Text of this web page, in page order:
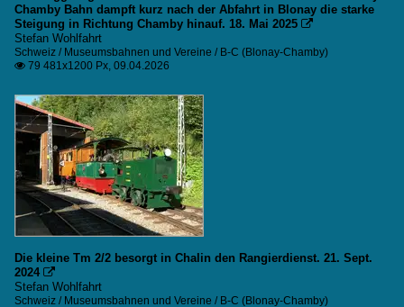
Chamby Bahn dampft kurz nach der Abfahrt in Blonay die starke
Steigung in Richtung Chamby hinauf. 18. Mai 2025

Stefan Wohlfahrt
Schweiz / Museumsbahnen und Vereine / B-C (Blonay-Chamby)
 79 481x1200 Px, 09.04.2026
Die kleine Tm 2/2 besorgt in Chalin den Rangierdienst. 21. Sept.
2024

Stefan Wohlfahrt
Schweiz / Museumsbahnen und Vereine / B-C (Blonay-Chamby)